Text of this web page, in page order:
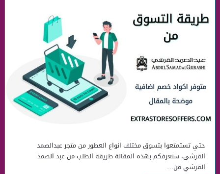
حتي تستمتعوا بتسوق مختلف انواع العطور من متجر عبدالصمد
القرشي، سنعرفكم بهذه المقالة طريقة الطلب من عبد الصمد
القرشي من…